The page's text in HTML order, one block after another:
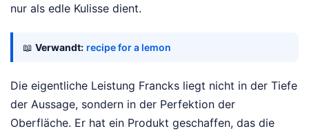
nur als edle Kulisse dient.
📖 Verwandt: recipe for a lemon
Die eigentliche Leistung Francks liegt nicht in der Tiefe
der Aussage, sondern in der Perfektion der
Oberfläche. Er hat ein Produkt geschaffen, das die